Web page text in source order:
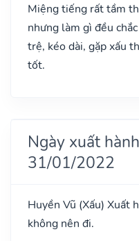
Miệng tiếng rất tầm
nhưng làm gì đều
trệ, kéo dài, gặp xấu
tốt.
Ngày xuất
31/01/2022
Huyền Vũ (Xấu) Xuất
không nên đi.